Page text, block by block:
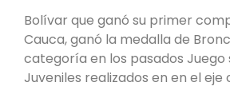
Bolívar que ganó su primer
Cauca, ganó la medalla de
categoría en los pasados Juego
Juveniles realizados en en el